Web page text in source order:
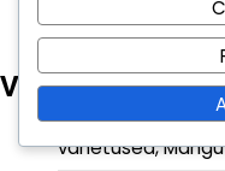
Võta ühendust
Viimased
Redelipall:
vahetused,